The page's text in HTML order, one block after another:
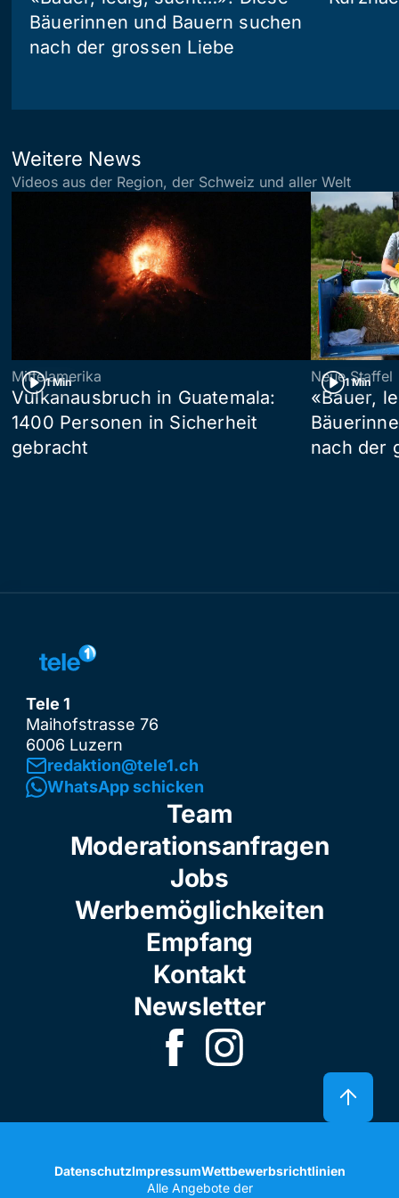
Bäuerinnen und Bauern suchen
nach der grossen Liebe
Weitere News
Videos aus der Region, der Schweiz und aller Welt
1 Min
Mittelamerika
Vulkanausbruch in Guatemala:
1400 Personen in Sicherheit
gebracht
1 Min
Neue Staffel
«Bauer,
nach der
Tele 1
Maihofstrasse 76
6006 Luzern
redaktion@tele1.ch
WhatsApp schicken
Team
Moderationsanfragen
Jobs
Werbemöglichkeiten
Empfang
Kontakt
Newsletter
DatenschutzImpressumWettbewerbsrichtlinien
Alle Angebote der